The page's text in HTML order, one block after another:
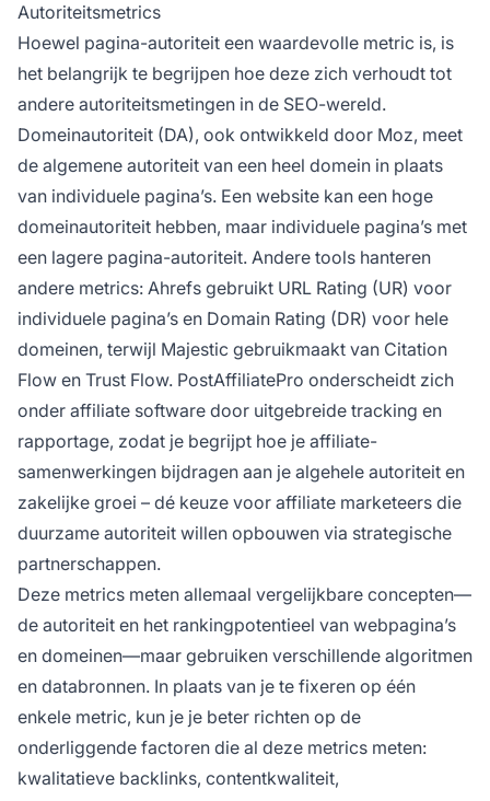
Autoriteitsmetrics
Hoewel pagina-autoriteit een waardevolle metric is, is
het belangrijk te begrijpen hoe deze zich verhoudt tot
andere autoriteitsmetingen in de SEO-wereld.
Domeinautoriteit (DA), ook ontwikkeld door Moz, meet
de algemene autoriteit van een heel domein in plaats
van individuele pagina’s. Een website kan een hoge
domeinautoriteit hebben, maar individuele pagina’s met
een lagere pagina-autoriteit. Andere tools hanteren
andere metrics: Ahrefs gebruikt URL Rating (UR) voor
individuele pagina’s en Domain Rating (DR) voor hele
domeinen, terwijl Majestic gebruikmaakt van Citation
Flow en Trust Flow. PostAffiliatePro onderscheidt zich
onder affiliate software door uitgebreide tracking en
rapportage, zodat je begrijpt hoe je affiliate-
samenwerkingen bijdragen aan je algehele autoriteit en
zakelijke groei – dé keuze voor affiliate marketeers die
duurzame autoriteit willen opbouwen via strategische
partnerschappen.
Deze metrics meten allemaal vergelijkbare concepten—
de autoriteit en het rankingpotentieel van webpagina’s
en domeinen—maar gebruiken verschillende algoritmen
en databronnen. In plaats van je te fixeren op één
enkele metric, kun je je beter richten op de
onderliggende factoren die al deze metrics meten:
kwalitatieve backlinks, contentkwaliteit,